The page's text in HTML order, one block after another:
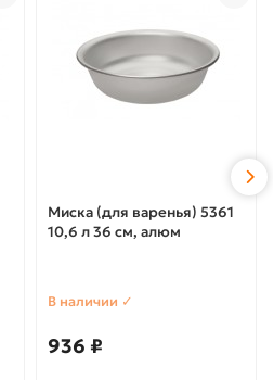
Миска (для варенья) 5361
10,6 л 36 см, алюм
В наличии ✓
936 ₽